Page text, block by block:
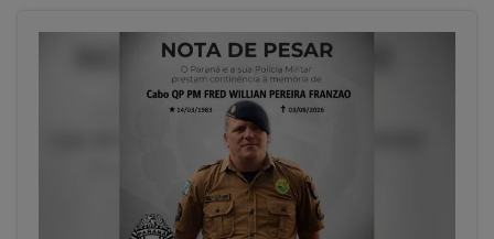
dos Santos, o “Neguinho da Coxinha”,
Aos 50 anos, morador do Conjunto Glorinha Rech
ficou conhecido nacionalmente pelo...
ACESSAR